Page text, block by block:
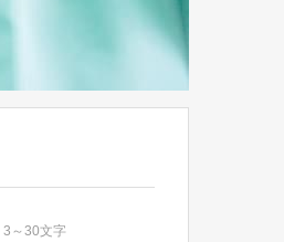
～30文字